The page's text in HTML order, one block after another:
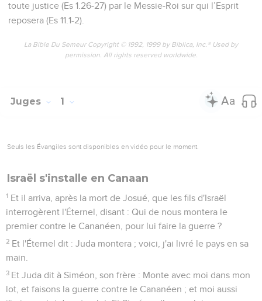
toute justice (Es 1.26-27) par le Messie-Roi sur qui l’Esprit
reposera (Es 11.1-2).
La Bible Du Semeur Copyright © 1992, 1999 by Biblica, Inc.® Used by
permission. All rights reserved worldwide.
Juges 1
Seuls les Évangiles sont disponibles en vidéo pour le moment.
Israël s'installe en Canaan
1 Et il arriva, après la mort de Josué, que les fils d'Israël
interrogèrent l'Éternel, disant : Qui de nous montera le
premier contre le Cananéen, pour lui faire la guerre ?
2 Et l'Éternel dit : Juda montera ; voici, j'ai livré le pays en sa
main.
3 Et Juda dit à Siméon, son frère : Monte avec moi dans mon
lot, et faisons la guerre contre le Cananéen ; et moi aussi